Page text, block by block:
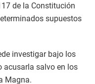
de la Constitución
supuestos
investigar bajo los
acusarla salvo en los
Magna.